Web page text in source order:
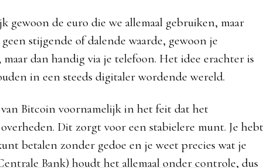
gewoon de euro die we allemaal gebruiken, maar
stijgende of dalende waarde, gewoon je
dan handig via je telefoon. Het idee erachter is
in een steeds digitaler wordende wereld.
Bitcoin voornamelijk in het feit dat het
Dit zorgt voor een stabielere munt. Je hebt
betalen zonder gedoe en je weet precies wat je
Bank) houdt het allemaal onder controle, dus